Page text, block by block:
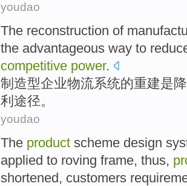
youdao
The reconstruction of
the advantageous way to
competitive power.
制造型企业物流系统的重建是
利 途径。
youdao
The product scheme design
applied to roving frame, thus,
shortened, customers